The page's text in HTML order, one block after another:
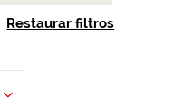
Restaurar filtros